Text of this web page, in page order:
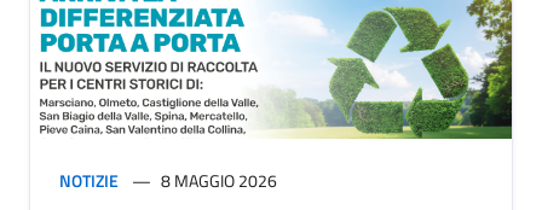
NOTIZIE 8 MAGGIO 2026